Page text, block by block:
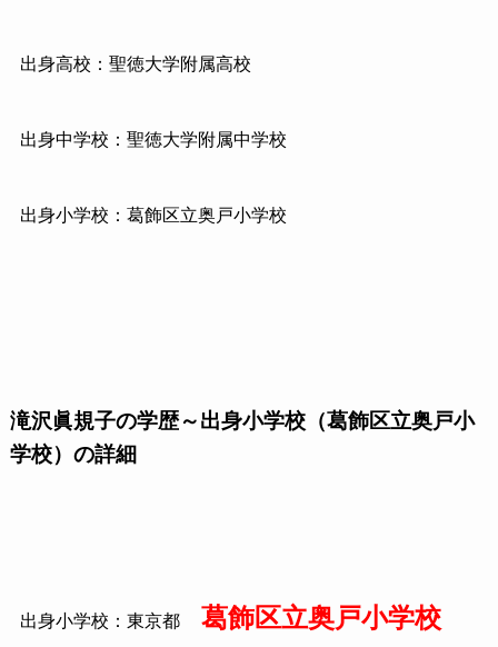
出身高校：聖徳大学附属高校
出身中学校：聖徳大学附属中学校
出身小学校：葛飾区立奥戸小学校
滝沢眞規子の学歴～出身小学校（葛飾区立奥戸小
学校）の詳細
出身小学校：東京都 葛飾区立奥戸小学校